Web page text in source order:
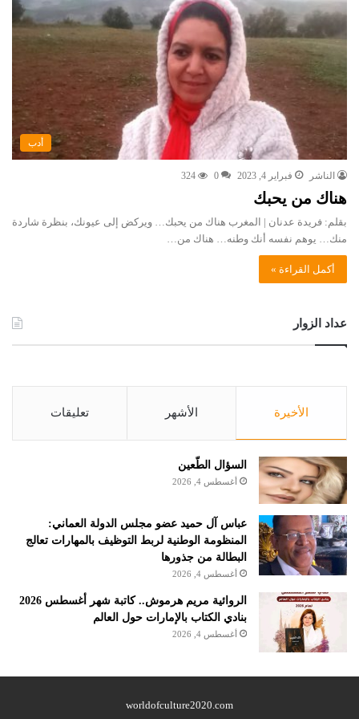
أدب
الناشر فبراير 4, 2023 0
324
هناك من يحبك
بقلم: فريدة عدنان | المغرب هناك من يحبك… ويركض إلى عيونك، بنظرة شاردة
منك… يوهم نفسه أنك وطنه… هناك من…
أكمل القراءة »
عداد الزوار
الأخيرة الأشهر تعليقات
السؤال الطّعين
أغسطس 4, 2026
عباس آل حميد عضو مجلس الدولة العماني:
المنظومة الوطنية لربط التوظيف بالمهارات تعالج
البطالة من جذورها
أغسطس 4, 2026
الروائية مريم هرموش.. كاتبة شهر أغسطس 2026
بنادي الكتاب بالإمارات حول العالم
أغسطس 4, 2026
worldofculture2020.com